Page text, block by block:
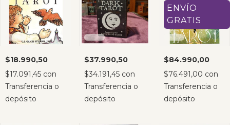
$18.990,50
$17.091,45 con
Transferencia o
depósito
$37.990,50
$34.191,45 con
Transferencia o
depósito
ENVÍO
GRATIS
$84.990,00
$76.491,00 con
Transferencia o
depósito